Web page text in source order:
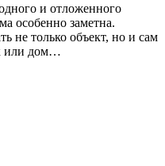
и отложенного
особенно заметна.
не только объект, но и сам
или дом…